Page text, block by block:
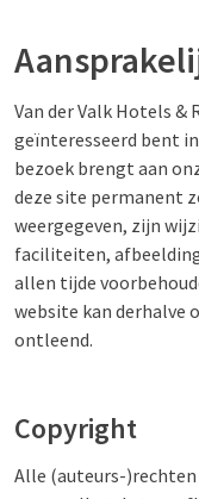
Van der Valk Hotels
geïnteresseerd bent
bezoek brengt aan
deze site permanent
weergegeven, zijn
faciliteiten,
allen tijde
website kan derhalve
ontleend.
Copyright
Alle (auteurs-)rechten